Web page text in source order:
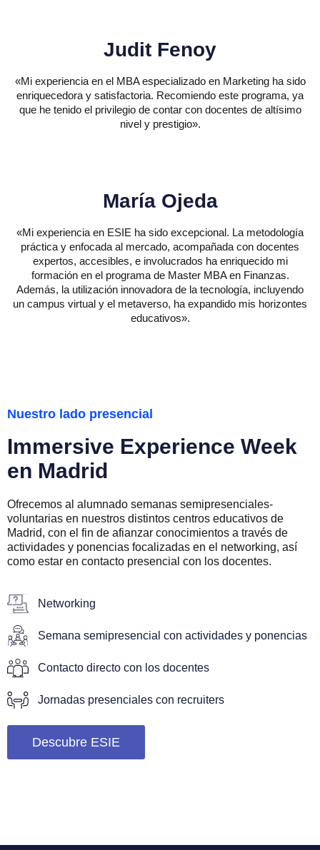
Judit Fenoy
«Mi experiencia en el MBA especializado en Marketing ha sido
enriquecedora y satisfactoria. Recomiendo este programa, ya
que he tenido el privilegio de contar con docentes de altísimo
nivel y prestigio».
María Ojeda
«Mi experiencia en ESIE ha sido excepcional. La metodología
práctica y enfocada al mercado, acompañada con docentes
expertos, accesibles, e involucrados ha enriquecido mi
formación en el programa de Master MBA en Finanzas.
Además, la utilización innovadora de la tecnología, incluyendo
un campus virtual y el metaverso, ha expandido mis horizontes
educativos».
Nuestro lado presencial
Immersive Experience Week
en Madrid
Ofrecemos al alumnado semanas semipresenciales-
voluntarias en nuestros distintos centros educativos de
Madrid, con el fin de afianzar conocimientos a través de
actividades y ponencias focalizadas en el networking, así
como estar en contacto presencial con los docentes.
Networking
Semana semipresencial con actividades y ponencias
Contacto directo con los docentes
Jornadas presenciales con recruiters
Descubre ESIE